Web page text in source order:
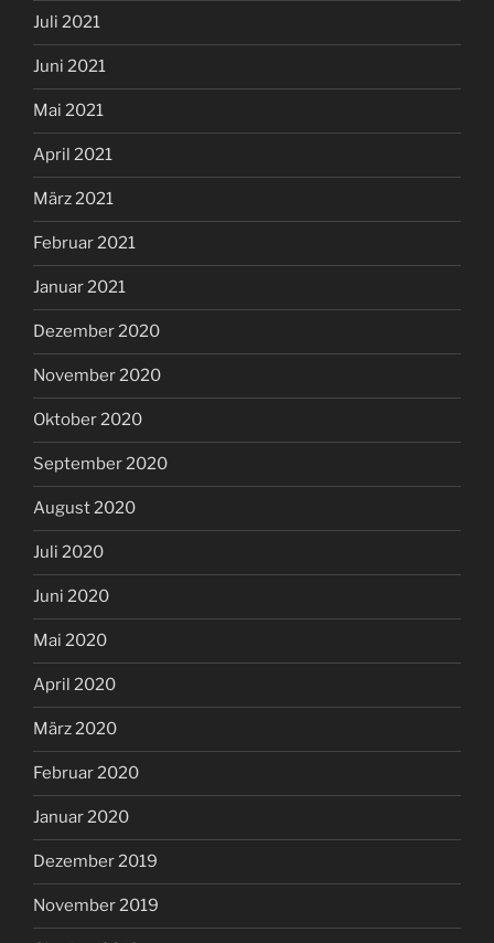
Juli 2021
Juni 2021
Mai 2021
April 2021
März 2021
Februar 2021
Januar 2021
Dezember 2020
November 2020
Oktober 2020
September 2020
August 2020
Juli 2020
Juni 2020
Mai 2020
April 2020
März 2020
Februar 2020
Januar 2020
Dezember 2019
November 2019